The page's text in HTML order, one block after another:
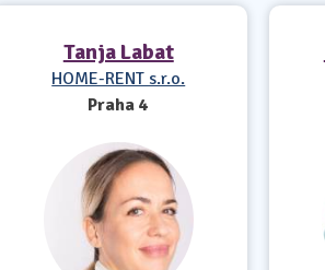
Tanja Labat
HOME-RENT s.r.o.
Praha 4